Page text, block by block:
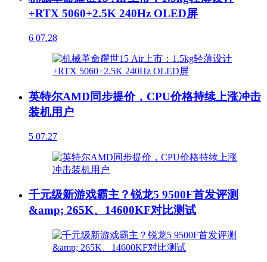
+RTX 5060+2.5K 240Hz OLED屏
6 07.28
英特尔AMD同步提价，CPU价格持续上涨冲击
装机用户
5 07.27
千元级新游戏霸主？锐龙5 9500F首发评测
&amp; 265K、14600KF对比测试